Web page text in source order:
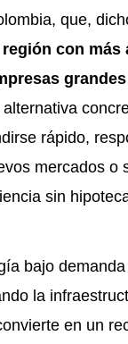
que,
con más
rápido,
mercados o
sin
bajo
la
en un